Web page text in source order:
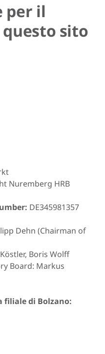
per il
sito
Nuremberg HRB
DE345981357
Dehn (Chairman of
Boris Wolff
Board: Markus
filiale di Bolzano: